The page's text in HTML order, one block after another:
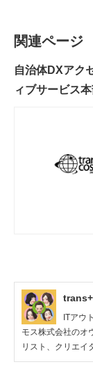
関連ページ
自治体DXアク
ィブサービス
ITアウ
モス株式会社のオ
リスト、クリエイ